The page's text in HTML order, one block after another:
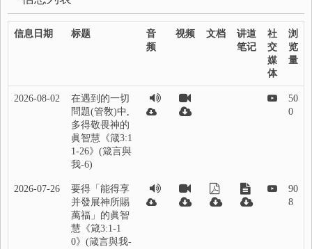
信息日期 标题
音
频
视频 文档
讲道
笔记
社
交
媒
体
浏
览
量
2026-08-02
在遇到的一切
問題(管敎)中,
多得敬畏神的
眞智慧《箴3:1
1-26》(箴言與
我-6)
50
0
2026-07-26
要得「能得享
并發展神所賜
萬福」的眞智
慧《箴3:1-1
0》(箴言與我-
90
8